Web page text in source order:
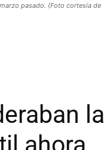
pasado. (Foto cortesía de
la